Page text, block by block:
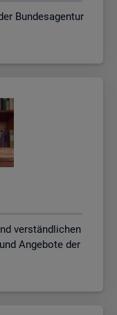
Bundesagentur
verständlichen
Angebote der